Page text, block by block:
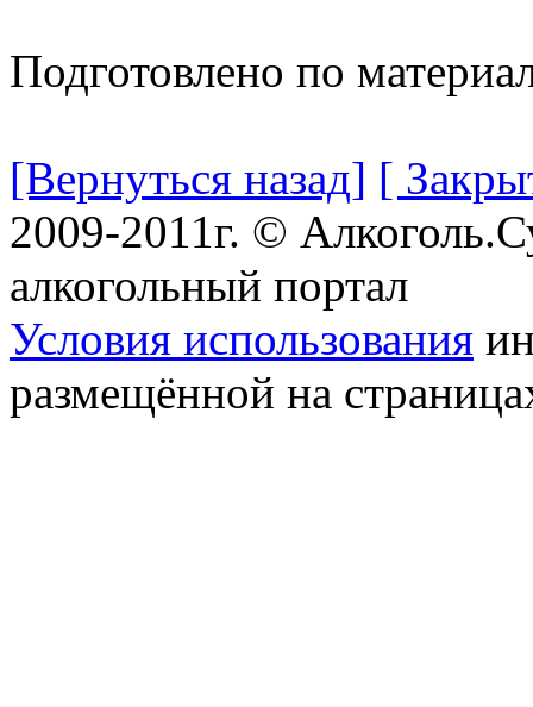
Подготовлено по
[Вернуться назад] [
2009-2011г. ©
алкогольный портал
Условия использования
размещённой на